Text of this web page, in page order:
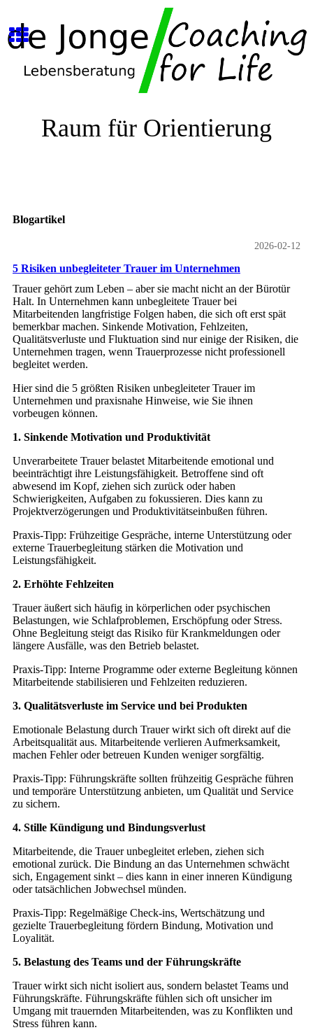
Raum für Orientierung
Blogartikel
2026-02-12
5 Risiken unbegleiteter Trauer im Unternehmen
Trauer gehört zum Leben – aber sie macht nicht an der Bürotür
Halt. In Unternehmen kann unbegleitete Trauer bei
Mitarbeitenden langfristige Folgen haben, die sich oft erst spät
bemerkbar machen. Sinkende Motivation, Fehlzeiten,
Qualitätsverluste und Fluktuation sind nur einige der Risiken, die
Unternehmen tragen, wenn Trauerprozesse nicht professionell
begleitet werden.
Hier sind die 5 größten Risiken unbegleiteter Trauer im
Unternehmen und praxisnahe Hinweise, wie Sie ihnen
vorbeugen können.
1. Sinkende Motivation und Produktivität
Unverarbeitete Trauer belastet Mitarbeitende emotional und
beeinträchtigt ihre Leistungsfähigkeit. Betroffene sind oft
abwesend im Kopf, ziehen sich zurück oder haben
Schwierigkeiten, Aufgaben zu fokussieren. Dies kann zu
Projektverzögerungen und Produktivitätseinbußen führen.
Praxis-Tipp: Frühzeitige Gespräche, interne Unterstützung oder
externe Trauerbegleitung stärken die Motivation und
Leistungsfähigkeit.
2. Erhöhte Fehlzeiten
Trauer äußert sich häufig in körperlichen oder psychischen
Belastungen, wie Schlafproblemen, Erschöpfung oder Stress.
Ohne Begleitung steigt das Risiko für Krankmeldungen oder
längere Ausfälle, was den Betrieb belastet.
Praxis-Tipp: Interne Programme oder externe Begleitung können
Mitarbeitende stabilisieren und Fehlzeiten reduzieren.
3. Qualitätsverluste im Service und bei Produkten
Emotionale Belastung durch Trauer wirkt sich oft direkt auf die
Arbeitsqualität aus. Mitarbeitende verlieren Aufmerksamkeit,
machen Fehler oder betreuen Kunden weniger sorgfältig.
Praxis-Tipp: Führungskräfte sollten frühzeitig Gespräche führen
und temporäre Unterstützung anbieten, um Qualität und Service
zu sichern.
4. Stille Kündigung und Bindungsverlust
Mitarbeitende, die Trauer unbegleitet erleben, ziehen sich
emotional zurück. Die Bindung an das Unternehmen schwächt
sich, Engagement sinkt – dies kann in einer inneren Kündigung
oder tatsächlichen Jobwechsel münden.
Praxis-Tipp: Regelmäßige Check-ins, Wertschätzung und
gezielte Trauerbegleitung fördern Bindung, Motivation und
Loyalität.
5. Belastung des Teams und der Führungskräfte
Trauer wirkt sich nicht isoliert aus, sondern belastet Teams und
Führungskräfte. Führungskräfte fühlen sich oft unsicher im
Umgang mit trauernden Mitarbeitenden, was zu Konflikten und
Stress führen kann.